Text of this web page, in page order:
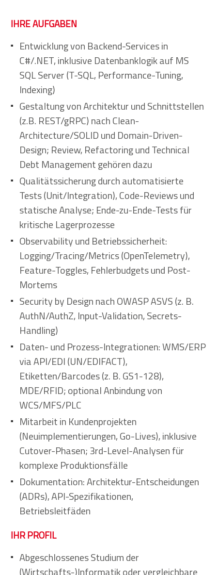
IHRE AUFGABEN
Entwicklung von Backend-Services in
C#/.NET, inklusive Datenbanklogik auf MS
SQL Server (T-SQL, Performance-Tuning,
Indexing)
Gestaltung von Architektur und Schnittstellen
(z.B. REST/gRPC) nach Clean-
Architecture/SOLID und Domain-Driven-
Design; Review, Refactoring und Technical
Debt Management gehören dazu
Qualitätssicherung durch automatisierte
Tests (Unit/Integration), Code-Reviews und
statische Analyse; Ende-zu-Ende-Tests für
kritische Lagerprozesse
Observability und Betriebssicherheit:
Logging/Tracing/Metrics (OpenTelemetry),
Feature-Toggles, Fehlerbudgets und Post-
Mortems
Security by Design nach OWASP ASVS (z. B.
AuthN/AuthZ, Input-Validation, Secrets-
Handling)
Daten- und Prozess-Integrationen: WMS/ERP
via API/EDI (UN/EDIFACT),
Etiketten/Barcodes (z. B. GS1-128),
MDE/RFID; optional Anbindung von
WCS/MFS/PLC
Mitarbeit in Kundenprojekten
(Neuimplementierungen, Go-Lives), inklusive
Cutover-Phasen; 3rd-Level-Analysen für
komplexe Produktionsfälle
Dokumentation: Architektur-Entscheidungen
(ADRs), API-Spezifikationen,
Betriebsleitfäden
IHR PROFIL
Abgeschlossenes Studium der